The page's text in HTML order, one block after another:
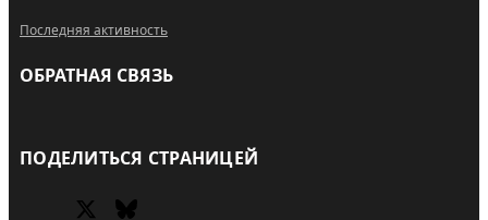
Последняя активность
ОБРАТНАЯ СВЯЗЬ
ПОДЕЛИТЬСЯ СТРАНИЦЕЙ
X (Twitter)Bluesky